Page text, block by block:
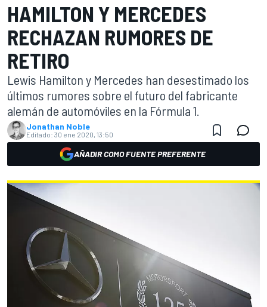
HAMILTON Y MERCEDES
RECHAZAN RUMORES DE
RETIRO
Lewis Hamilton y Mercedes han desestimado los
últimos rumores sobre el futuro del fabricante
alemán de automóviles en la Fórmula 1.
Jonathan Noble
Editado: 30 ene 2020, 13:50
AÑADIR COMO FUENTE PREFERENTE